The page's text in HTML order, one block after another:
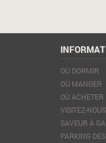
OÙ DORMIR
OÙ MANGER
OÙ ACHETER
VISITEZ-
SAVEUR À
PARKING DES